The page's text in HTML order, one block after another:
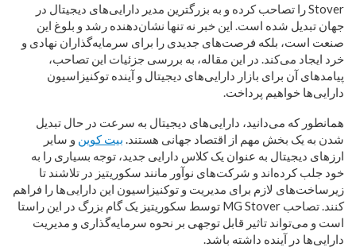
Stover را تصاحب کرده و به بزرگترین مدیر دارایی‌های دیجیتال در
جهان تبدیل شده است. این خبر نه تنها نشان‌دهنده رشد و بلوغ این
صنعت است، بلکه فرصت‌های جدیدی را برای سرمایه‌گذاران نهادی و
خرد ایجاد می‌کند. در این مقاله، به بررسی جزئیات این تصاحب،
پیامدهای آن برای بازار دارایی‌های دیجیتال و آینده توکنیزاسیون
دارایی‌ها خواهیم پرداخت.
همانطور که می‌دانید، دارایی‌های دیجیتال به سرعت در حال تبدیل
شدن به یک بخش مهم از اقتصاد جهانی هستند. بیت کوین و سایر
ارزهای دیجیتال به عنوان یک کلاس دارایی جدید، توجه بسیاری را به
خود جلب کرده‌اند و شرکت‌های نوآور مانند سکوریتیز در تلاشند تا
زیرساخت‌های لازم برای مدیریت و توکنیزاسیون این دارایی‌ها را فراهم
کنند. تصاحب MG Stover توسط سکوریتیز یک گام بزرگ در این راستا
است و می‌تواند تاثیر قابل توجهی بر نحوه سرمایه‌گذاری و مدیریت
دارایی‌ها در آینده داشته باشد.